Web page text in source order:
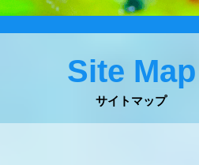
Site Map
サイトマップ